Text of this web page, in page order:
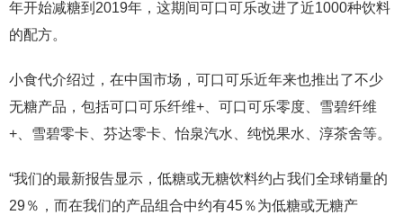
年开始减糖到2019年，这期间可口可乐改进了近1000种饮料
的配方。
小食代介绍过，在中国市场，可口可乐近年来也推出了不少
无糖产品，包括可口可乐纤维+、可口可乐零度、雪碧纤维
+、雪碧零卡、芬达零卡、怡泉汽水、纯悦果水、淳茶舍等。
“我们的最新报告显示，低糖或无糖饮料约占我们全球销量的
29％，而在我们的产品组合中约有45％为低糖或无糖产